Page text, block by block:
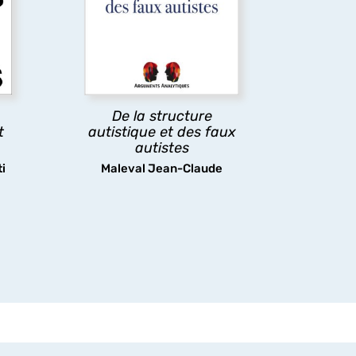
De la structure
autistique et des faux
autistes
Maleval Jean-Claude
pathologie gravissime à une
rigoureuse contribuant à
cerner l’émergence
autistes.
découvrir